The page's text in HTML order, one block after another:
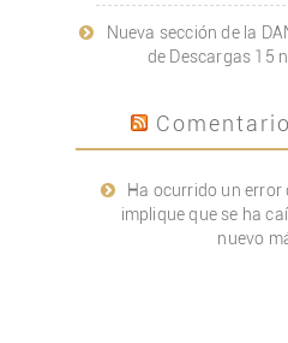
Nueva sección de la
de Descargas 15
Ha ocurrido un error
implique que se ha
nuevo